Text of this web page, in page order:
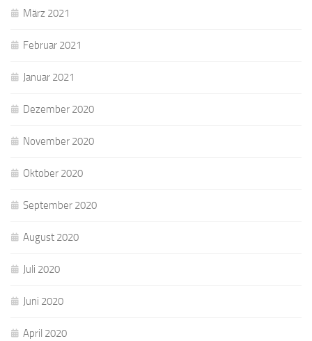
März 2021
Februar 2021
Januar 2021
Dezember 2020
November 2020
Oktober 2020
September 2020
August 2020
Juli 2020
Juni 2020
April 2020